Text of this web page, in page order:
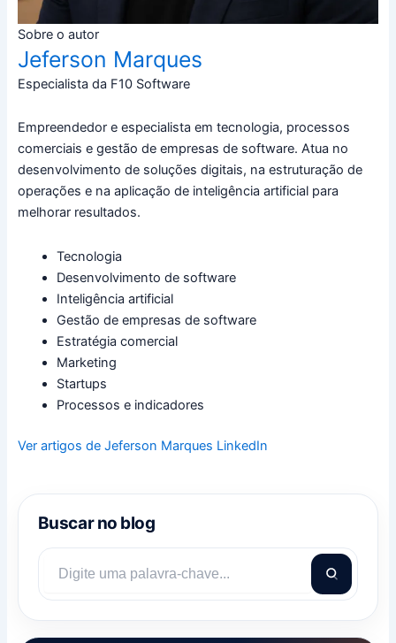
Sobre o autor
Jeferson Marques
Especialista da F10 Software
Empreendedor e especialista em tecnologia, processos
comerciais e gestão de empresas de software. Atua no
desenvolvimento de soluções digitais, na estruturação de
operações e na aplicação de inteligência artificial para
melhorar resultados.
Tecnologia
Desenvolvimento de software
Inteligência artificial
Gestão de empresas de software
Estratégia comercial
Marketing
Startups
Processos e indicadores
Ver artigos de Jeferson Marques LinkedIn
Buscar no blog